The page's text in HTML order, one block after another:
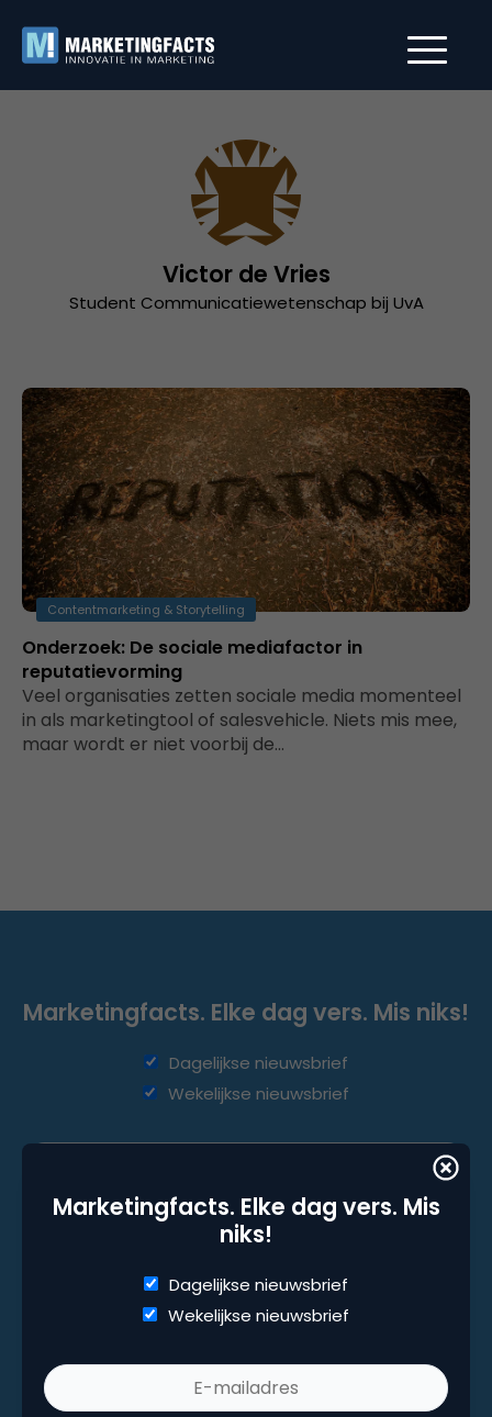
Victor de Vries
Student Communicatiewetenschap bij UvA
Contentmarketing & Storytelling
Onderzoek: De sociale mediafactor in
reputatievorming
Veel organisaties zetten sociale media momenteel
in als marketingtool of salesvehicle. Niets mis mee,
maar wordt er niet voorbij de…
Marketingfacts. Elke dag vers. Mis
niks!
Dagelijkse nieuwsbrief
Wekelijkse nieuwsbrief
Marketingfacts. Elke dag vers. Mis niks!
Dagelijkse nieuwsbrief
Wekelijkse nieuwsbrief